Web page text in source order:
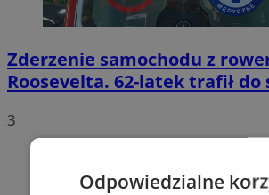
Zderzenie samochodu z
Roosevelta. 62-latek trafił do
3
Odpowiedzialne